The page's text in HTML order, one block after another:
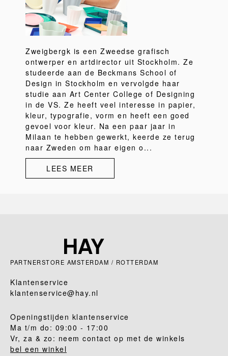
Zweigbergk is een Zweedse grafisch
ontwerper en artdirector uit Stockholm. Ze
studeerde aan de Beckmans School of
Design in Stockholm en vervolgde haar
studie aan Art Center College of Designing
in de VS. Ze heeft veel interesse in papier,
kleur, typografie, vorm en heeft een goed
gevoel voor kleur. Na een paar jaar in
Milaan te hebben gewerkt, keerde ze terug
naar Zweden om haar eigen o...
LEES MEER
PARTNERSTORE AMSTERDAM / ROTTERDAM
Klantenservice
klantenservice@hay.nl
Openingstijden klantenservice
Ma t/m do: 09:00 - 17:00
Vr, za & zo: neem contact op met de winkels
bel een winkel